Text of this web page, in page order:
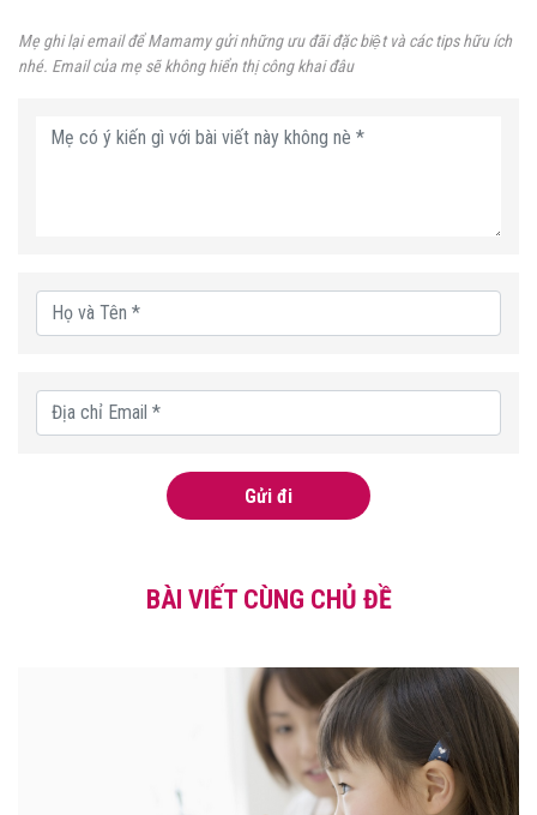
Mẹ ghi lại email để Mamamy gửi những ưu đãi đặc biệt và các tips hữu ích
nhé. Email của mẹ sẽ không hiển thị công khai đâu
Gửi đi
BÀI VIẾT CÙNG CHỦ ĐỀ